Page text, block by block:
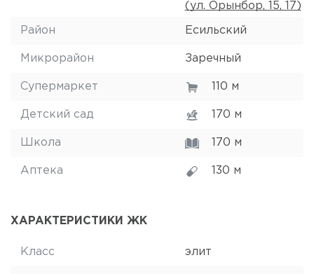
(ул. Орынбор, 15, 17)
Район Есильский
Микрорайон Заречный
Супермаркет 110 м
Детский сад 170 м
Школа 170 м
Аптека 130 м
ХАРАКТЕРИСТИКИ ЖК
Класс элит